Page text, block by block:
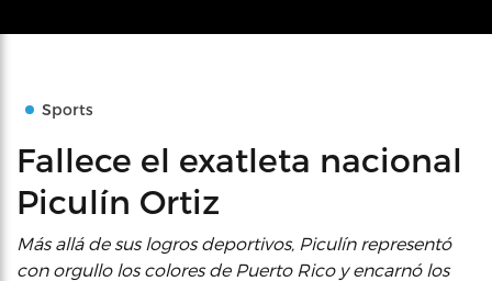
Sports
Fallece el exatleta nacional
Piculín Ortiz
Más allá de sus logros deportivos, Piculín representó
con orgullo los colores de Puerto Rico y encarnó los